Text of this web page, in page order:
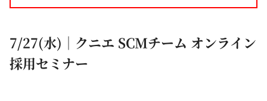
7/27(水)｜クニエ SCMチーム オンライン
採用セミナー